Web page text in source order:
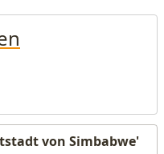
von Simbabwe'